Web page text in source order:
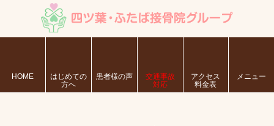
HOME
はじめての
方へ
患者様の声
交通事故
対応
アクセス
料金表
メニュー